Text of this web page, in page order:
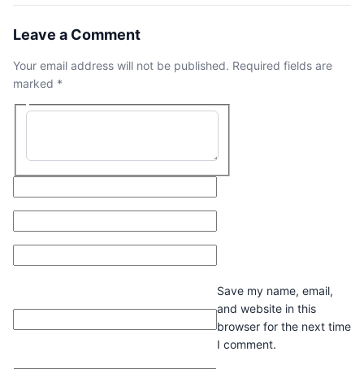
Leave a Comment
Your email address will not be published. Required fields are
marked *
Save my name, email,
and website in this
browser for the next time
I comment.